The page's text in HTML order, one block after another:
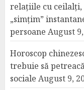
relațiile cu ceilalți,
„simțim”
persoane August
Horoscop
trebuie să
sociale August 9,